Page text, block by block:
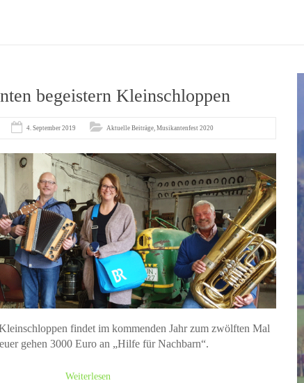
begeistern Kleinschloppen
4. September 2019 Aktuelle Beiträge, Musikantenfest 2020
findet im kommenden Jahr zum zwölften Mal
gehen 3000 Euro an „Hilfe für Nachbarn“.
Weiterlesen